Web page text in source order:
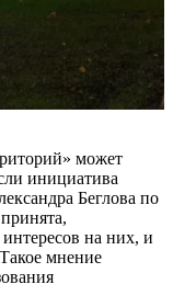
может
инициатива
Беглова по
на них, и
мнение